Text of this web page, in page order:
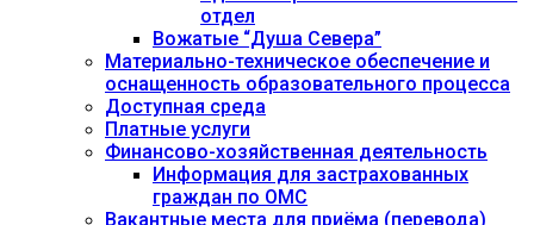
отдел
Вожатые “Душа Севера”
Материально-техническое обеспечение и
оснащенность образовательного процесса
Доступная среда
Платные услуги
Финансово-хозяйственная деятельность
Информация для застрахованных
граждан по ОМС
Вакантные места для приёма (перевода)